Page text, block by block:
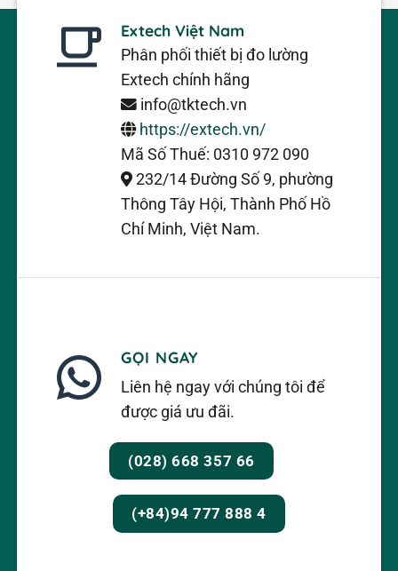
Extech Việt Nam
Phân phối thiết bị đo lường
Extech chính hãng
info@tktech.vn
https://extech.vn/
Mã Số Thuế: 0310 972 090
232/14 Đường Số 9, phường
Thông Tây Hội, Thành Phố Hồ
Chí Minh, Việt Nam.
GỌI NGAY
Liên hệ ngay với chúng tôi để
được giá ưu đãi.
(028) 668 357 66
(+84)94 777 888 4